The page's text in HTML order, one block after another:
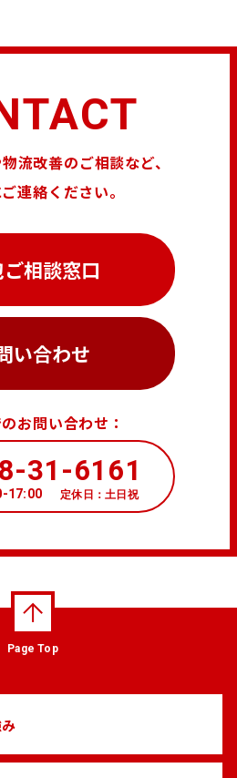
流改善のご相談など、
連絡ください。
相談窓口
い合わせ
お問い合わせ：
31-6161
17:00 定休日：土日祝
Page Top